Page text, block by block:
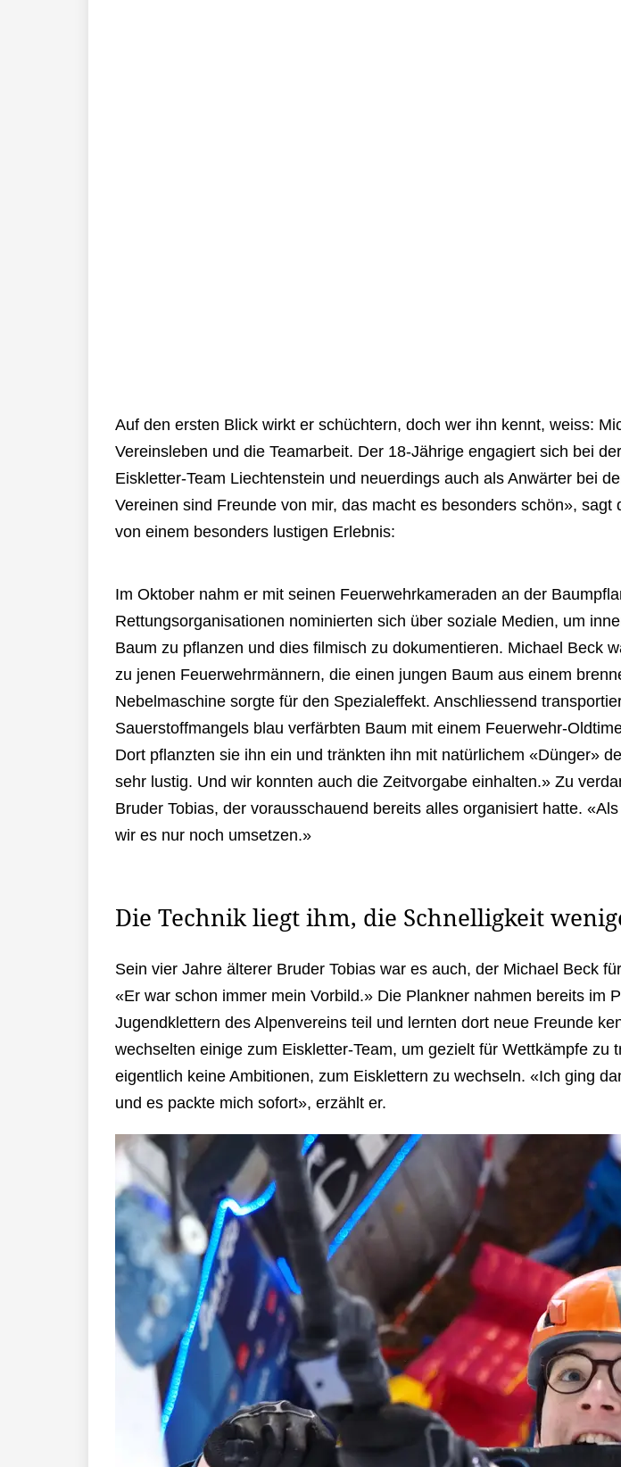
Auf den ersten Blick wirkt er schüchtern, doch wer ihn kennt, weiss:
Vereinsleben und die Teamarbeit. Der 18-Jährige engagiert sich bei
Eiskletter-Team Liechtenstein und neuerdings auch als Anwärter bei
Vereinen sind Freunde von mir, das macht es besonders schön», sagt
von einem besonders lustigen Erlebnis:
Im Oktober nahm er mit seinen Feuerwehrkameraden an der
Rettungsorganisationen nominierten sich über soziale Medien, um
Baum zu pflanzen und dies filmisch zu dokumentieren. Michael Beck
zu jenen Feuerwehrmännern, die einen jungen Baum aus einem
Nebelmaschine sorgte für den Spezialeffekt. Anschliessend
Sauerstoffmangels blau verfärbten Baum mit einem Feuerwehr-
Dort pflanzten sie ihn ein und tränkten ihn mit natürlichem «Dünger»
sehr lustig. Und wir konnten auch die Zeitvorgabe einhalten.» Zu
Bruder Tobias, der vorausschauend bereits alles organisiert hatte.
wir es nur noch umsetzen.»
Die Technik liegt ihm, die Schnelligkeit
Sein vier Jahre älterer Bruder Tobias war es auch, der Michael Beck
«Er war schon immer mein Vorbild.» Die Plankner nahmen bereits im
Jugendklettern des Alpenvereins teil und lernten dort neue Freunde
wechselten einige zum Eiskletter-Team, um gezielt für Wettkämpfe zu
eigentlich keine Ambitionen, zum Eisklettern zu wechseln. «Ich ging
und es packte mich sofort», erzählt er.